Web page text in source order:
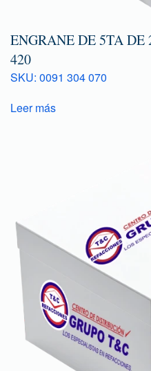
ENGRANE DE 5TA DE
420
SKU: 0091 304 070
Leer más